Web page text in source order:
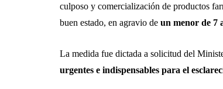
culposo y comercialización de productos
buen estado, en agravio de un menor de 7
La medida fue dictada a solicitud del
urgentes e indispensables para el